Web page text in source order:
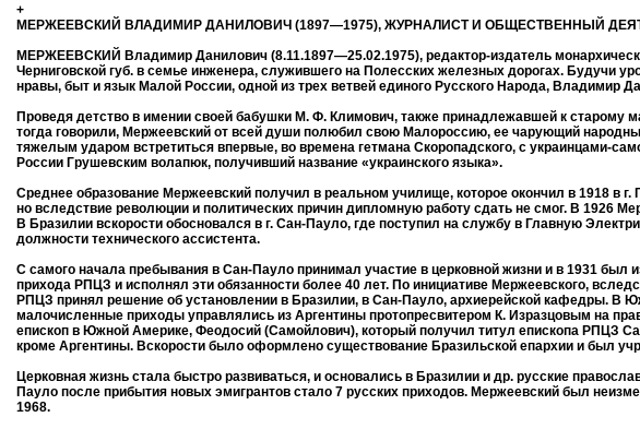
+
МЕРЖЕЕВСКИЙ ВЛАДИМИР ДАНИЛОВИЧ (1897—1975), ЖУРНАЛИСТ И ОБЩЕСТВЕННЫЙ
МЕРЖЕЕВСКИЙ Владимир Данилович (8.11.1897—25.02.1975), редактор-издатель
Черниговской губ. в семье инженера, служившего на Полесских железных дорогах. Будучи
нравы, быт и язык Малой России, одной из трех ветвей единого Русского Народа, Владимир
Проведя детство в имении своей бабушки М. Ф. Климович, также принадлежавшей к старому
тогда говорили, Мержеевский от всей души полюбил свою Малороссию, ее чарующий
тяжелым ударом встретиться впервые, во времена гетмана Скоропадского, с украинцами-
России Грушевским волапюк, получивший название «украинского языка».
Среднее образование Мержеевский получил в реальном училище, которое окончил в 1918 в
но вследствие революции и политических причин дипломную работу сдать не смог. В 1926
В Бразилии вскорости обосновался в г. Сан-Пауло, где поступил на службу в Главную
должности технического ассистента.
С самого начала пребывания в Сан-Пауло принимал участие в церковной жизни и в 1931 был
прихода РПЦЗ и исполнял эти обязанности более 40 лет. По инициативе Мержеевского,
РПЦЗ принял решение об установлении в Бразилии, в Сан-Пауло, архиерейской кафедры. В
малочисленные приходы управлялись из Аргентины протопресвитером К. Изразцовым на
епископ в Южной Америке, Феодосий (Самойлович), который получил титул епископа РПЦЗ
кроме Аргентины. Вскорости было оформлено существование Бразильской епархии и был
Церковная жизнь стала быстро развиваться, и основались в Бразилии и др. русские
Пауло после прибытия новых эмигрантов стало 7 русских приходов. Мержеевский был
1968.